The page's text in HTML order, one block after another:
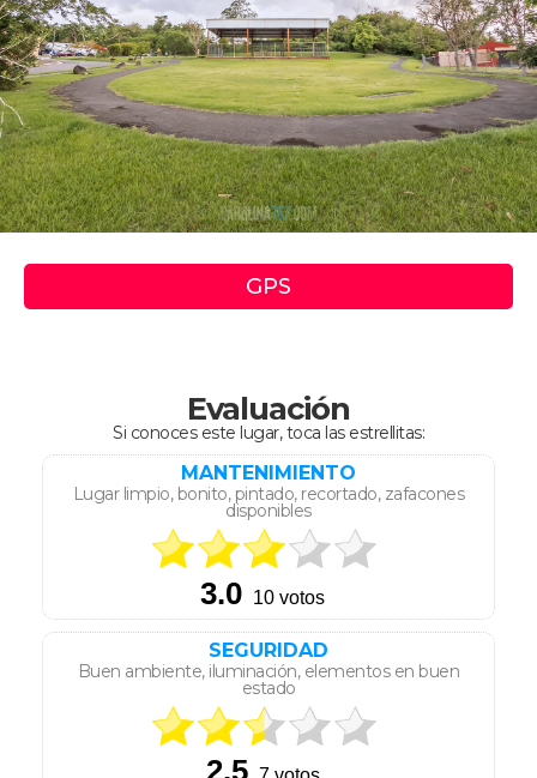
GPS
Evaluación
Si conoces este lugar, toca las estrellitas:
MANTENIMIENTO
Lugar limpio, bonito, pintado, recortado, zafacones
disponibles
SEGURIDAD
Buen ambiente, iluminación, elementos en buen
estado